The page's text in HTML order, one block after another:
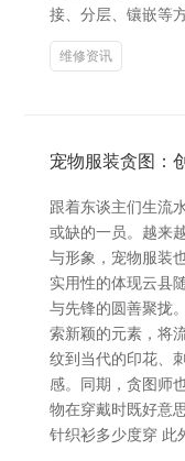
接、分层、镶嵌等
维修资讯
宠物服装贪图：
跟着东谈主们生流
或缺的一员。越来
与形象，宠物服装
实用性的体现云县
与先锋的圆善聚拢
索新颖的元素，将
纹到当代的印花、
感。同期，贪图师
物在穿戴时既好意
针织衫多少度穿 此